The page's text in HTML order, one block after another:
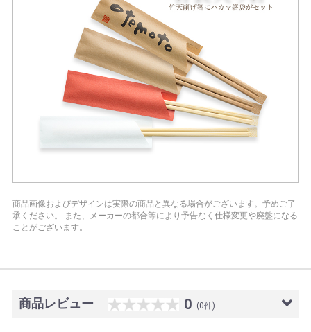
商品画像およびデザインは実際の商品と異なる場合がございます。予めご了
承ください。
また、メーカーの都合等により予告なく仕様変更や廃盤になる
ことがございます。
商品レビュー 0 (0件)